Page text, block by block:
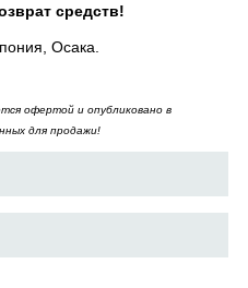
средств!
Осака.
офертой и опубликовано в
для продажи!